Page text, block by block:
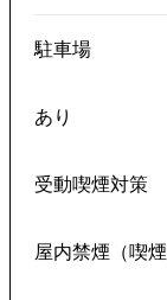
駐車場
あり
受動喫煙対策
屋内禁煙（喫煙